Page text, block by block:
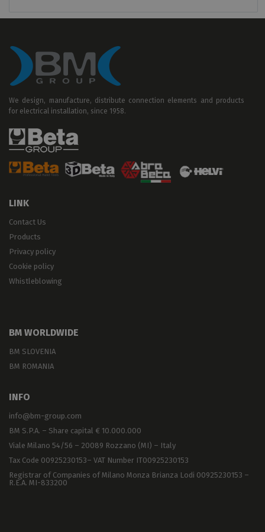
We design, manufacture, distribute connection elements and products
for electrical installation, since 1958.
LINK
Contact Us
Products
Privacy policy
Cookie policy
Whistleblowing
BM WORLDWIDE
BM SLOVENIA
BM ROMANIA
INFO
info@bm-group.com
BM S.P.A. – Share capital € 10.000.000
Viale Milano 54/56 – 20089 Rozzano (MI) – Italy
Tax Code 00925230153– VAT Number IT00925230153
Registrar of Companies of Milano Monza Brianza Lodi 00925230153 –
R.E.A. MI-833200